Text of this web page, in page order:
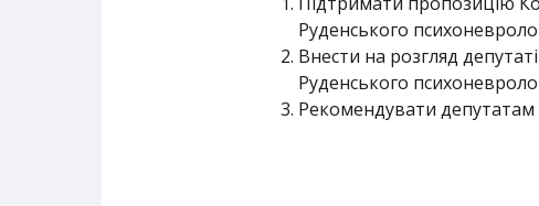
Руденського
Внести на розгляд
Руденського
Рекомендувати депутатам